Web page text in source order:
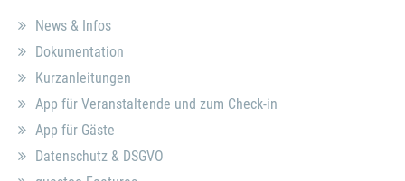
News & Infos
Dokumentation
Kurzanleitungen
App für Veranstaltende und zum Check-in
App für Gäste
Datenschutz & DSGVO